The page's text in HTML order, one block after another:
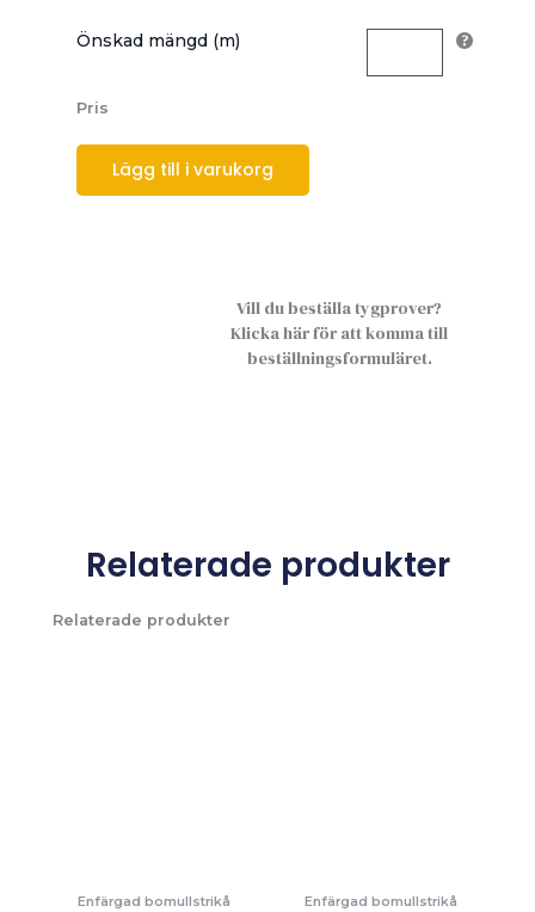
Önskad mängd (m)
Pris
Lägg till i varukorg
Vill du beställa tygprover?
Klicka här för att komma till
beställningsformuläret.
Relaterade produkter
Relaterade produkter
Enfärgad bomullstrikå Enfärgad bomullstrikå